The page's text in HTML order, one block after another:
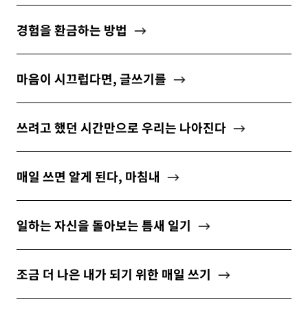
개인정보 수집 및 이용약관에 동의합니다.
구독하기
경험을 환금하는 방법
마음이 시끄럽다면, 글쓰기를
쓰려고 했던 시간만으로 우리는 나아진다
매일 쓰면 알게 된다, 마침내
일하는 자신을 돌아보는 틈새 일기
조금 더 나은 내가 되기 위한 매일 쓰기